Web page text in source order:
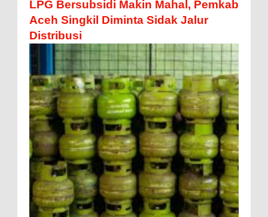
LPG Bersubsidi Makin Mahal, Pemkab
Aceh Singkil Diminta Sidak Jalur
Distribusi